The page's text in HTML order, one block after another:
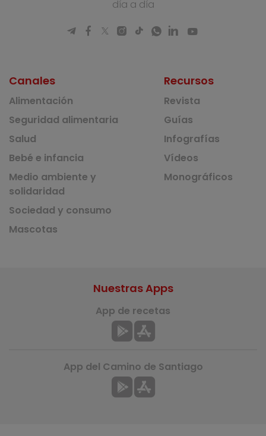
día a día
Canales
Alimentación
Seguridad alimentaria
Salud
Bebé e infancia
Medio ambiente y
solidaridad
Sociedad y consumo
Mascotas
Recursos
Revista
Guías
Infografías
Vídeos
Monográficos
Nuestras Apps
App de recetas
App del Camino de Santiago